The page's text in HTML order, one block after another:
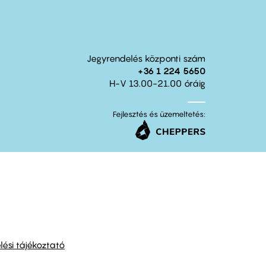
Jegyrendelés központi szám
+36 1 224 5650
H-V 13.00-21.00 óráig
Fejlesztés és üzemeltetés:
tájékoztató